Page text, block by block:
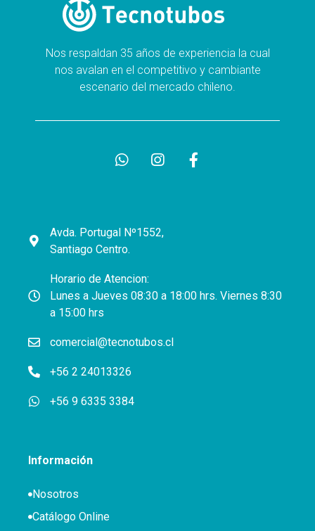
Nos respaldan 35 años de experiencia la cual
nos avalan en el competitivo y cambiante
escenario del mercado chileno.
Avda. Portugal Nº1552,
Santiago Centro.
Horario de Atencion:
Lunes a Jueves 08:30 a 18:00 hrs. Viernes 8:30
a 15:00 hrs
comercial@tecnotubos.cl
+56 2 24013326
+56 9 6335 3384
Información
Nosotros
Catálogo Online